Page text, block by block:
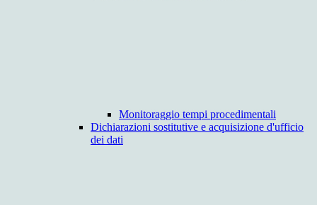
Monitoraggio tempi procedimentali
Dichiarazioni sostitutive e acquisizione d'ufficio
dei dati